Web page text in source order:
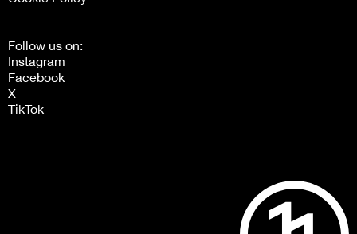
Follow us on:
Instagram
Facebook
X
TikTok